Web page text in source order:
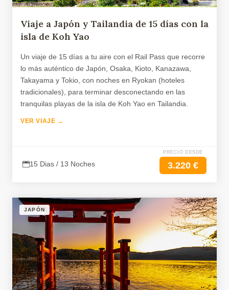
Viaje a Japón y Tailandia de 15 días con la
isla de Koh Yao
Un viaje de 15 días a tu aire con el Rail Pass que recorre
lo más auténtico de Japón, Osaka, Kioto, Kanazawa,
Takayama y Tokio, con noches en Ryokan (hoteles
tradicionales), para terminar desconectando en las
tranquilas playas de la isla de Koh Yao en Tailandia.
VER VIAJE →
15 Dias / 13 Noches
PRECIO DESDE
3.220 €
JAPÓN